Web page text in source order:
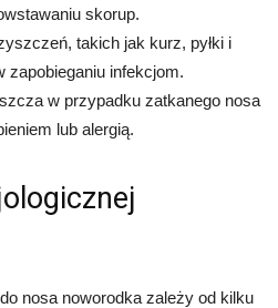
skorup.
takich jak kurz, pyłki i
zapobieganiu infekcjom.
w przypadku zatkanego nosa
lub alergią.
nosa noworodka zależy od kilku